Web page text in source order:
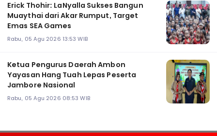
Erick Thohir: LaNyalla Sukses Bangun
Muaythai dari Akar Rumput, Target
Emas SEA Games
Rabu, 05 Agu 2026 13:53 WIB
Ketua Pengurus Daerah Ambon
Yayasan Hang Tuah Lepas Peserta
Jambore Nasional
Rabu, 05 Agu 2026 08:53 WIB